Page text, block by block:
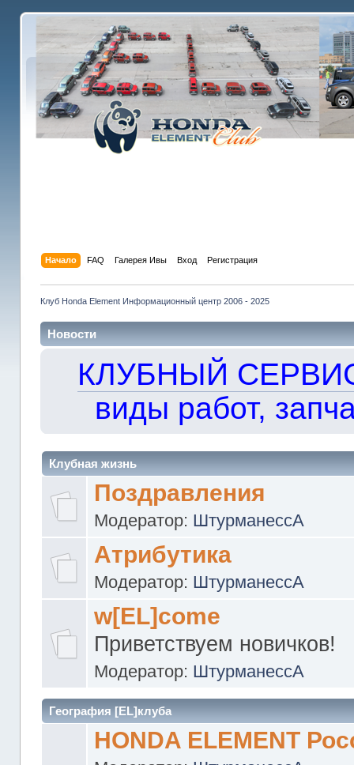
Начало FAQ Галерея Ивы Вход Регистрация
Клуб Honda Element Информационный центр 2006 - 2025
Новости
КЛУБНЫЙ
виды работ,
Клубная жизнь
Поздравления
Модератор: ШтурманессА
Атрибутика
Модератор: ШтурманессА
w[EL]come
Приветствуем новичков!
Модератор: ШтурманессА
География [EL]клуба
HONDA ELEMENT